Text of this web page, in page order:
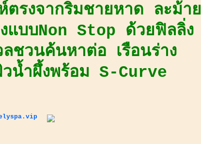
ตรงจากริมชายหาด ละม้าย
งแบบNon Stop ด้วยฟิลลิ่ง
ชวนค้นหาต่อ เรือนร่าง
น้ำผึ้งพร้อม S-Curve